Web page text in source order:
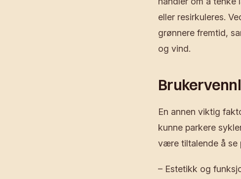
eller resirkuleres.
grønnere fremtid,
og vind.
En annen viktig
kunne parkere
være tiltalende å se
– Estetikk og